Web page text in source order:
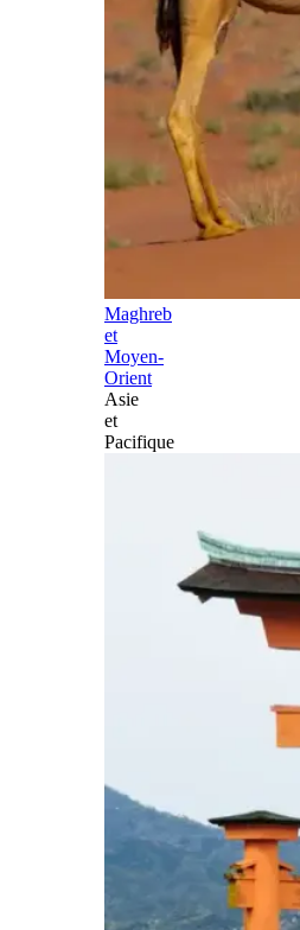
Maghreb
et
Moyen-
Orient
Asie
et
Pacifique